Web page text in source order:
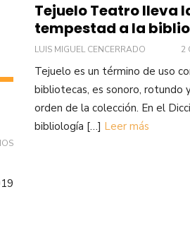
Tejuelo Teatro lleva
tempestad a la
LUIS MIGUEL CENCERRADO 2
Tejuelo es un término de uso
bibliotecas, es sonoro, rotundo
orden de la colección. En el
bibliología […] Leer más